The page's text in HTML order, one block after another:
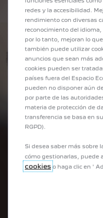
redes y la accesibilidad.
rendimiento con diversas
reconocimiento del
por lo tanto, mejoran lo
también puede utilizar
anuncios que sean más
cookies pueden ser
países fuera del Espacio
pueden no disponer aún
por parte de las
materia de protección de
transferencia se basa en
RGPD).
Si desea saber más sobre
cómo gestionarlas, puede
cookies o haga clic en '